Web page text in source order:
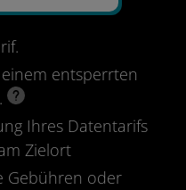
entsperrten
Ihres Datentarifs
Zielort
Gebühren oder